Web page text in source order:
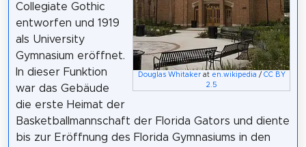
Douglas Whitakerat en.wikipedia / CC BY
2.5
Collegiate Gothic
entworfen und 1919
als University
Gymnasium eröffnet.
In dieser Funktion
war das Gebäude
die erste Heimat der
Basketballmannschaft der Florida Gators und diente
bis zur Eröffnung des Florida Gymnasiums in den